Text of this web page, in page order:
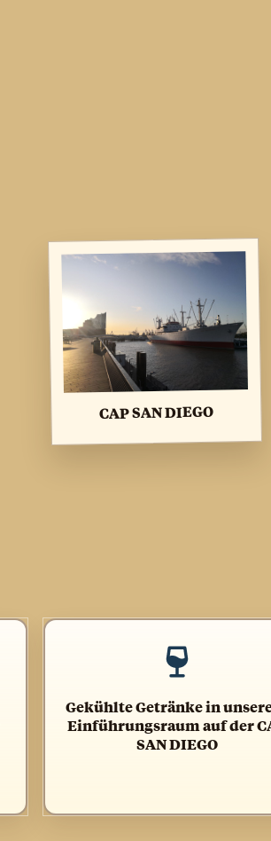
CAP SAN DIEGO
Gekühlte Getränke in
Einführungsraum auf der
SAN DIEGO